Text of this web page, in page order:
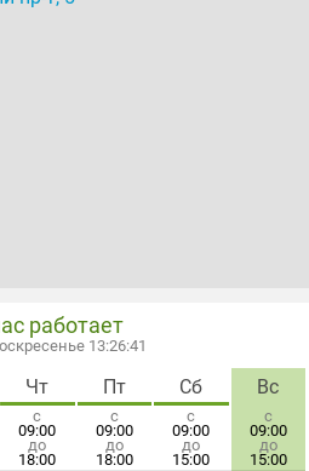
работает
13:26:42
Чт
с
09:00
до
18:00
Пт
с
09:00
до
18:00
Сб
с
09:00
до
15:00
Вс
с
09:00
до
15:00